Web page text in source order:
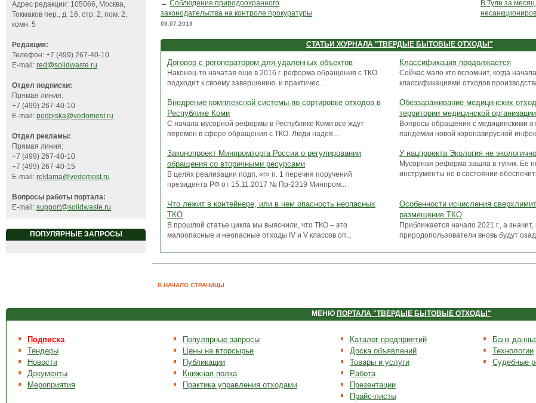
Адрес редакции: 105066, Москва,
Токмаков пер., д. 16, стр. 2, пом. 2,
комн. 5
Редакция:
Телефон: +7 (499) 267-40-10
E-mail: red@solidwaste.ru
Отдел подписки:
Прямая линия:
+7 (499) 267-40-10
E-mail: podpiska@vedomost.ru
Отдел рекламы:
Прямая линия:
+7 (499) 267-40-10
+7 (499) 267-40-15
E-mail: reklama@vedomost.ru
Вопросы работы портала:
E-mail: support@solidwaste.ru
ПОПУЛЯРНЫЕ ЗАПРОСЫ
← Соблюдение природоохранного
законодательства на контроле прокуратуры
03.07.2013
В Туле за
СТАТЬИ ЖУРНАЛА "ТВЕРДЫЕ БЫТОВЫЕ ОТХОДЫ"
Договор с регоператором для удаленных объектов
Наконец-то начатая еще в 2016 г. реформа обращения с ТКО
подходит к своему завершению, и практичес...
Классификация продолжается
Сейчас мало кто вспомнит, когда
классификациями отходов
Внедрение комплексной системы по сортировке отходов в
Республике Коми
С начала мусорной реформы в Республике Коми все ждут
перемен в сфере обращения с ТКО. Люди надея...
Обеззараживание медицинских
территории медицинской организации
Вопросы обращения с медицинскими
пандемии новой коронавирусной
Законопроект Минпромторга России о регулировании
обращения со вторичными ресурсами
В целях реализации подп. «г» п. 1 перечня поручений
президента РФ от 15.11.2017 № Пр-2319 Минпром...
У нацпроекта Экология не
Мусорная реформа зашла в тупик. Ее
инструменты не в состоянии
Что лежит в контейнере, или в чем опасность неопасных
ТКО
В прошлой статье цикла мы выяснили, что ТКО – это
малоопасные и неопасные отходы IV и V классов оп...
Особенности исчисления
размещение ТКО
Приближается начало 2021 г., а
природопользователи вновь будут
В НАЧАЛО СТРАНИЦЫ
МЕНЮ ПОРТАЛА "ТВЕРДЫЕ БЫТОВЫЕ ОТХОДЫ"
Подписка
Тендеры
Новости
Документы
Мероприятия
Популярные запросы
Цены на вторсырье
Публикации
Книжная полка
Практика управления отходами
Каталог предприятий
Доска объявлений
Товары и услуги
Работа
Презентации
Прайс-листы
Банк
Технологии
Судебные